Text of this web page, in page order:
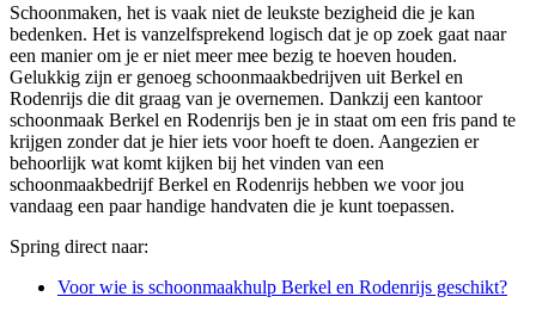
Schoonmaken, het is vaak niet de leukste bezigheid die je kan
bedenken. Het is vanzelfsprekend logisch dat je op zoek gaat naar
een manier om je er niet meer mee bezig te hoeven houden.
Gelukkig zijn er genoeg schoonmaakbedrijven uit Berkel en
Rodenrijs die dit graag van je overnemen. Dankzij een kantoor
schoonmaak Berkel en Rodenrijs ben je in staat om een fris pand te
krijgen zonder dat je hier iets voor hoeft te doen. Aangezien er
behoorlijk wat komt kijken bij het vinden van een
schoonmaakbedrijf Berkel en Rodenrijs hebben we voor jou
vandaag een paar handige handvaten die je kunt toepassen.
Spring direct naar:
Voor wie is schoonmaakhulp Berkel en Rodenrijs geschikt?